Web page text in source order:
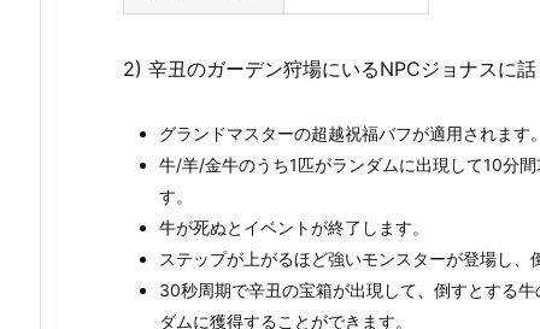
2) 辛丑のガーデン狩場にいるNPCジョナスに
グランドマスターの超越祝福バフが適用されます
牛/羊/金牛のうち1匹がランダムに出現して10分
す。
牛が死ぬとイベントが終了します。
ステップが上がるほど強いモンスターが登場し
30秒周期で辛丑の宝箱が出現して、倒すとする
ダムに獲得することができます。